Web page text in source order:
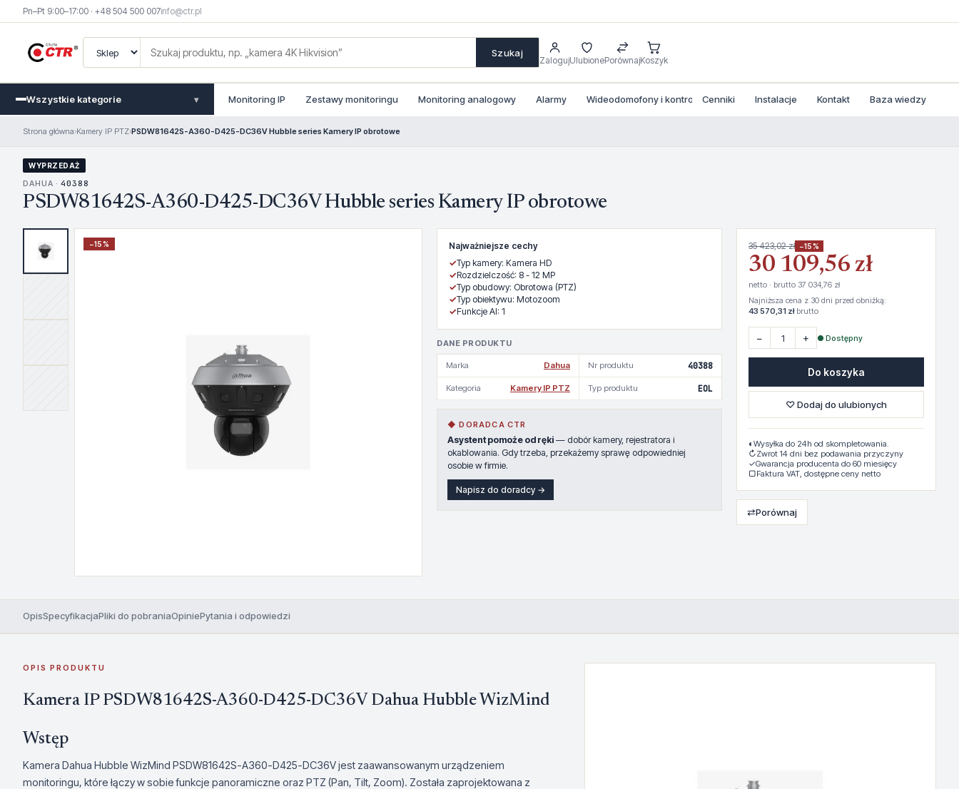
Pn–Pt 9:00–17:00 · +48 504 500 007info@ctr.pl
Szukaj
ZalogujUlubionePorównajKoszyk
Wszystkie kategorie ▾ Monitoring IP Zestawy monitoringu Monitoring analogowy Alarmy Wideodomofony i kontrola dostepu
Cenniki Instalacje Kontakt Baza wiedzy
Strona główna›Kamery IP PTZ›PSDW81642S-A360-D425-DC36V Hubble series Kamery IP obrotowe
WYPRZEDAŻ
DAHUA · 40388
PSDW81642S-A360-D425-DC36V Hubble series Kamery IP obrotowe
−15%
Najważniejsze cechy
✓Typ kamery: Kamera HD
✓Rozdzielczość: 8 - 12 MP
✓Typ obudowy: Obrotowa (PTZ)
✓Typ obiektywu: Motozoom
✓Funkcje AI: 1
DANE PRODUKTU
Marka Dahua Nr produktu 40388
Kategoria Kamery IP PTZ Typ produktu EOL
◆ DORADCA CTR
Asystent pomoże od ręki — dobór kamery, rejestratora i
okablowania. Gdy trzeba, przekażemy sprawę odpowiedniej
osobie w firmie.
Napisz do doradcy →
35 423,02 zł −15%
30 109,56 zł
netto · brutto 37 034,76 zł
Najniższa cena z 30 dni przed obniżką:
43 570,31 złbrutto
− + ● Dostępny
Do koszyka
♡ Dodaj do ulubionych
◐ Wysyłka do 24h od skompletowania.
↻Zwrot 14 dni bez podawania przyczyny
✓Gwarancja producenta do 60 miesięcy
▢Faktura VAT, dostępne ceny netto
⇄Porównaj
OpisSpecyfikacjaPliki do pobraniaOpiniePytania i odpowiedzi
OPIS PRODUKTU
Kamera IP PSDW81642S-A360-D425-DC36V Dahua Hubble WizMind
Wstęp
Kamera Dahua Hubble WizMind PSDW81642S-A360-D425-DC36V jest zaawansowanym urządzeniem
monitoringu, które łączy w sobie funkcje panoramiczne oraz PTZ (Pan, Tilt, Zoom). Została zaprojektowana z